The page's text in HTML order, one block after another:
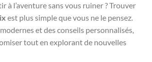
à l’aventure sans vous ruiner ? Trouver
est plus simple que vous ne le pensez.
et des conseils personnalisés,
tout en explorant de nouvelles